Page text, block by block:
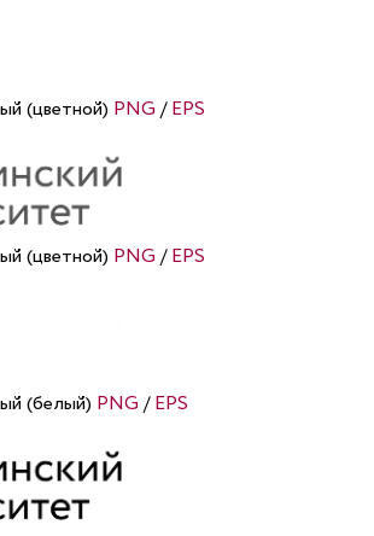
(цветной) PNG /EPS
(цветной) PNG /EPS
(белый) PNG /EPS